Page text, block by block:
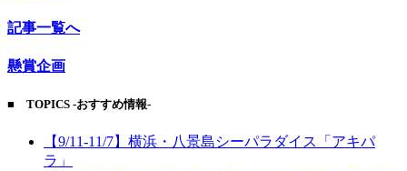
記事一覧へ
懸賞企画
■ TOPICS -おすすめ情報-
【9/11-11/7】横浜・八景島シーパラダイス「アキパ
ラ」